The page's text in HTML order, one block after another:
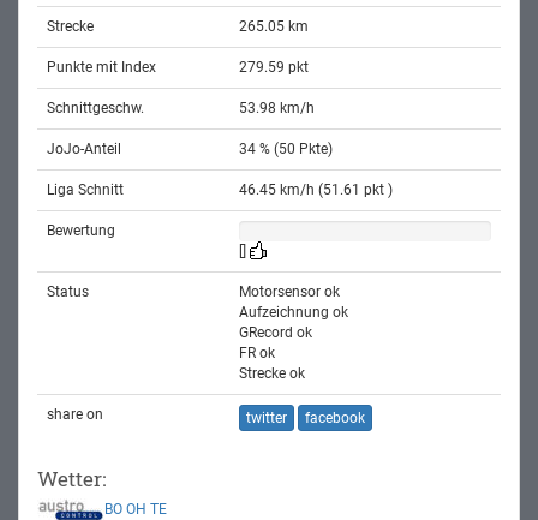
Strecke 265.05 km
Punkte mit Index 279.59 pkt
Schnittgeschw. 53.98 km/h
JoJo-Anteil 34 % (50 Pkte)
Liga Schnitt 46.45 km/h (51.61 pkt )
Bewertung
Status
Motorsensor ok
Aufzeichnung ok
GRecord ok
FR ok
Strecke ok
share on twitter facebook
Wetter:
BO OH TE